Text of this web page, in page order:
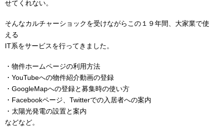
せてくれない。
そんなカルチャーショックを受けながらこの１９年間、大家業で使
える
IT系をサービスを行ってきました。
・物件ホームページの利用方法
・YouTubeへの物件紹介動画の登録
・GoogleMapへの登録と募集時の使い方
・Facebookページ、Twitterでの入居者への案内
・太陽光発電の設置と案内
などなど。